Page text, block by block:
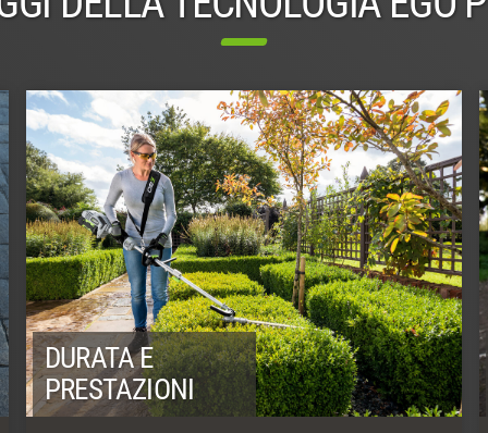
DURATA E
PRESTAZIONI